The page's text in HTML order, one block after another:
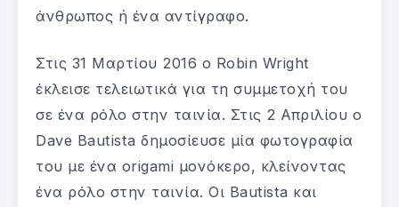
άνθρωπος ή ένα αντίγραφο.
Στις 31 Μαρτίου 2016 ο Robin Wright
έκλεισε τελειωτικά για τη συμμετοχή του
σε ένα ρόλο στην ταινία. Στις 2 Απριλίου ο
Dave Bautista δημοσίευσε μία φωτογραφία
του με ένα origami μονόκερο, κλείνοντας
ένα ρόλο στην ταινία. Οι Bautista και